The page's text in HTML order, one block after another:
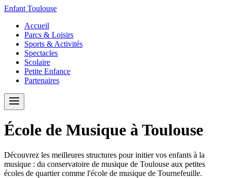
Enfant Toulouse
Accueil
Parcs & Loisirs
Sports & Activités
Spectacles
Scolaire
Petite Enfance
Partenaires
École de Musique à Toulouse
Découvrez les meilleures structures pour initier vos enfants à la
musique : du conservatoire de musique de Toulouse aux petites
écoles de quartier comme l'école de musique de Tournefeuille.